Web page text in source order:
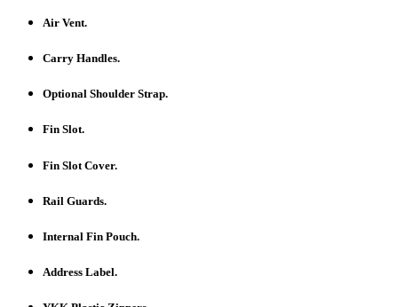
Air Vent.
Carry Handles.
Optional Shoulder Strap.
Fin Slot.
Fin Slot Cover.
Rail Guards.
Internal Fin Pouch.
Address Label.